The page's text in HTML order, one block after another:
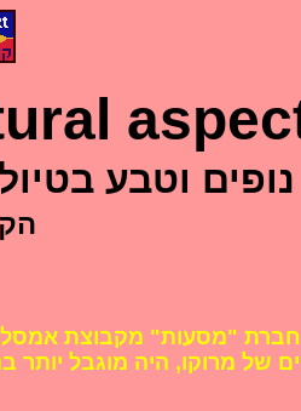
נופים וטבע
"מסעות" מקבוצת אמסלם.
של מרוקו, היה מוגבל יותר